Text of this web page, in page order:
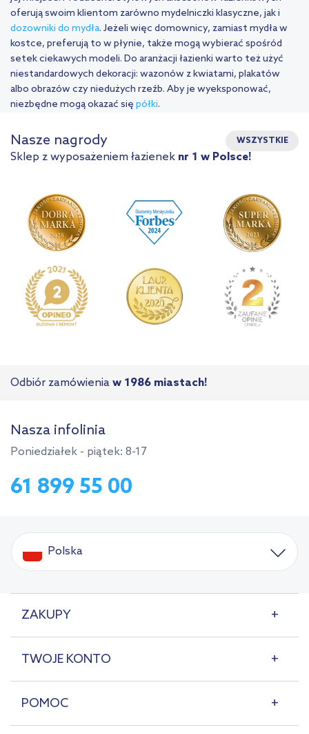
oferują swoim klientom zarówno mydelniczki klasyczne, jak i
dozowniki do mydła. Jeżeli więc domownicy, zamiast mydła w
kostce, preferują to w płynie, także mogą wybierać spośród
setek ciekawych modeli. Do aranżacji łazienki warto też użyć
niestandardowych dekoracji: wazonów z kwiatami, plakatów
albo obrazów czy niedużych rzeźb. Aby je wyeksponować,
niezbędne mogą okazać się półki.
Nasze nagrody WSZYSTKIE
Sklep z wyposażeniem łazienek nr 1 w Polsce!
Odbiór zamówienia w 1986 miastach!
Nasza infolinia
Poniedziałek - piątek: 8-17
61 899 55 00
Polska
ZAKUPY
TWOJE KONTO
POMOC